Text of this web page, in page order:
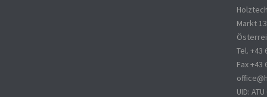
Markt
Tel. +43
Fax +43
UID: